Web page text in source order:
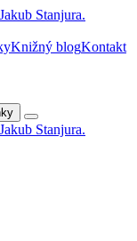
Knižný blogKontakt